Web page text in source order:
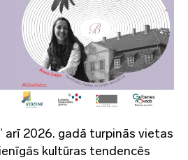
arī 2026. gadā turpinās vietas
kultūras tendencēs